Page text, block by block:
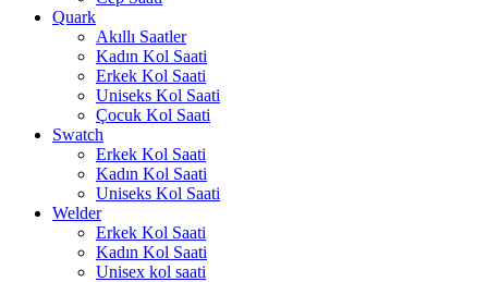
Quark
Akıllı Saatler
Kadın Kol Saati
Erkek Kol Saati
Uniseks Kol Saati
Çocuk Kol Saati
Swatch
Erkek Kol Saati
Kadın Kol Saati
Uniseks Kol Saati
Welder
Erkek Kol Saati
Kadın Kol Saati
Unisex kol saati